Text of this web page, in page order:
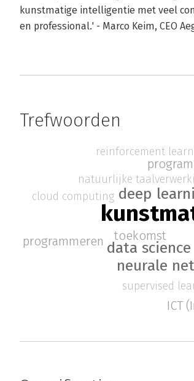
kunstmatige intelligentie met veel
en professional.' - Marco Keim, CEO
Trefwoorden
neurale
data science
deep
toekomst
supervised
natuurlijke
ICT
reinforcement
programmeren
cloud computing